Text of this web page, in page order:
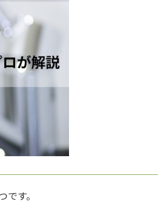
す。